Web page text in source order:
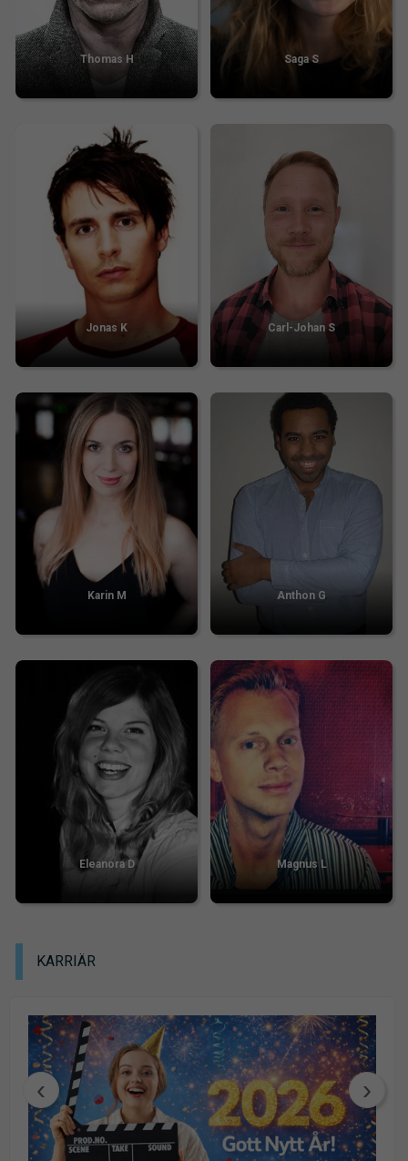
Thomas H Saga S
Jonas K Carl-Johan S
Karin M Anthon G
Eleanora D Magnus L
KARRIÄR
‹ ›